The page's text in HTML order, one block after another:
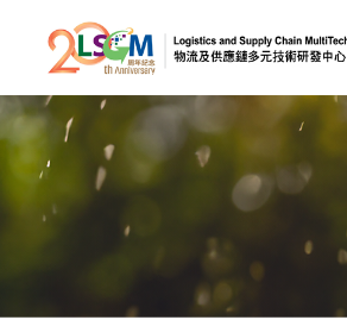
跳到内容（按回车键）
会员
A A